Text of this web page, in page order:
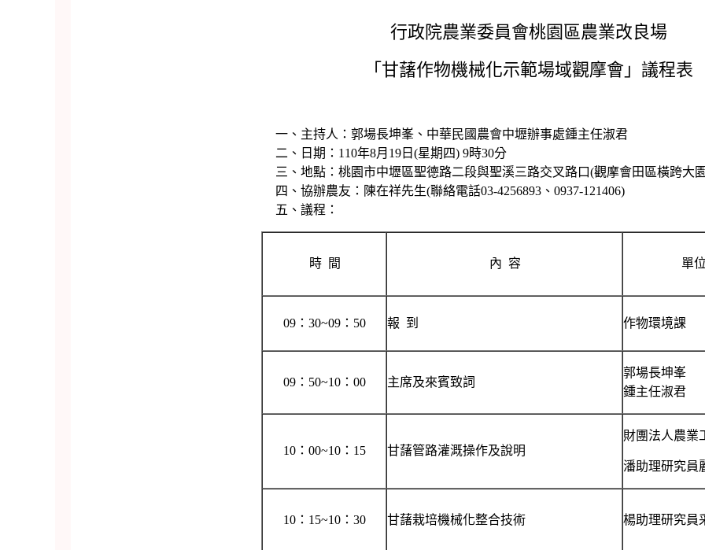
行政院農業委員會桃園區農業改良場
「甘藷作物機械化示範場域觀摩會」議程表
一、主持人：郭場長坤峯、中華民國農會中壢辦事處鍾主任淑君
二、日期：110年8月19日(星期四) 9時30分
三、地點：桃園市中壢區聖德路二段與聖溪三路交叉路口(觀摩會田區橫跨大園區
四、協辦農友：陳在祥先生(聯絡電話03-4256893、0937-121406)
五、議程：
時 間 內 容 單
09：30~09：50 報 到 作物環境課
09：50~10：00 主席及來賓致詞
郭場長坤峯
鍾主任淑君
10：00~10：15 甘藷管路灌溉操作及說明
財團法人農業
潘助理研究員
10：15~10：30 甘藷栽培機械化整合技術 楊助理研究員